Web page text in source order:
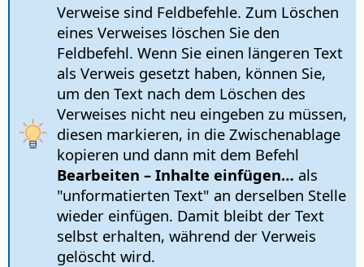
Verweise sind Feldbefehle. Zum Löschen
eines Verweises löschen Sie den
Feldbefehl. Wenn Sie einen längeren Text
als Verweis gesetzt haben, können Sie,
um den Text nach dem Löschen des
Verweises nicht neu eingeben zu müssen,
diesen markieren, in die Zwischenablage
kopieren und dann mit dem Befehl
Bearbeiten – Inhalte einfügen… als
"unformatierten Text" an derselben Stelle
wieder einfügen. Damit bleibt der Text
selbst erhalten, während der Verweis
gelöscht wird.